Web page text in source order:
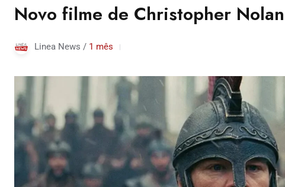
Novo filme de Christopher
Linea News / 1 mês